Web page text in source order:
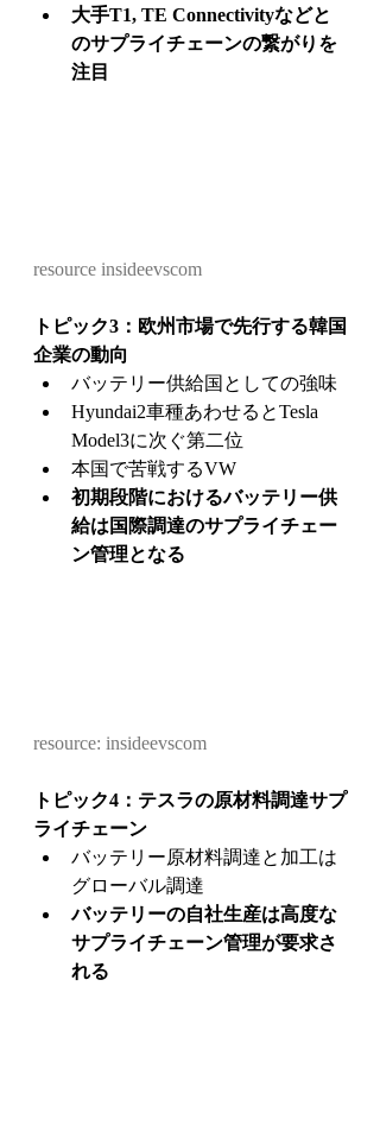
大手T1, TE Connectivityなどと
のサプライチェーンの繋がりを
注目
resource insideevscom
トピック3：欧州市場で先行する韓国
企業の動向
バッテリー供給国としての強味
Hyundai2車種あわせるとTesla
Model3に次ぐ第二位
本国で苦戦するVW
初期段階におけるバッテリー供
給は国際調達のサプライチェー
ン管理となる
resource: insideevscom
トピック4：テスラの原材料調達サプ
ライチェーン
バッテリー原材料調達と加工は
グローバル調達
バッテリーの自社生産は高度な
サプライチェーン管理が要求さ
れる